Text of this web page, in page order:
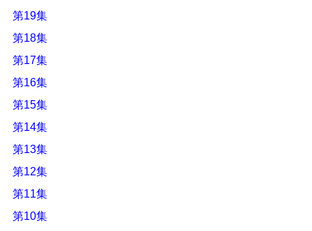
第19集
第18集
第17集
第16集
第15集
第14集
第13集
第12集
第11集
第10集